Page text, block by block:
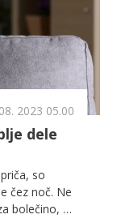
ali
se to
In tako
privlačimo
2023 05.00
dele
so
čez noč. Ne
bolečino, s